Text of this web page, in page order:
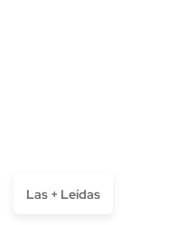
Las + Leídas